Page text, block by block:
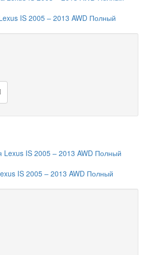
IS 2005 – 2013 AWD Полный
IS 2005 – 2013 AWD Полный